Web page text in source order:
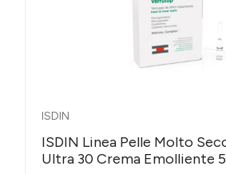
ISDIN
ISDIN Linea Pelle Molto
Ultra 30 Crema Emolliente